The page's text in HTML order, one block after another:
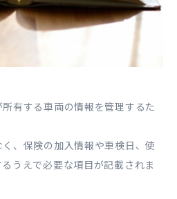
有する車両の情報を管理するた
、保険の加入情報や車検日、使
うえで必要な項目が記載されま